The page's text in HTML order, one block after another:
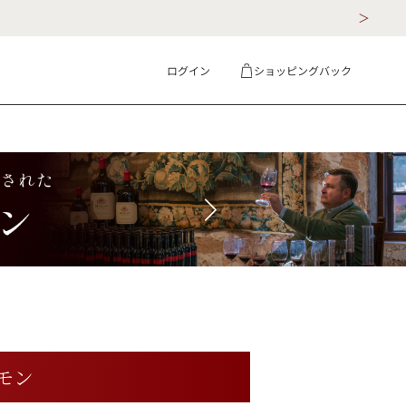
ログイン ショッピングバック
フト
ン